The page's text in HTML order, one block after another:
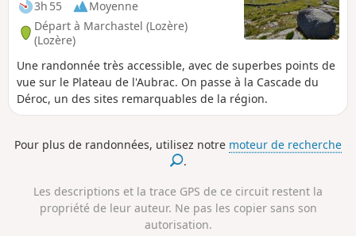
suivant la boralde (petite riviére)
Mardonenque.
3h 55
Moyenne
Départ à Marchastel (Lozère)
(Lozère)
Une randonnée très accessible, avec de superbes points de
vue sur le Plateau de l'Aubrac. On passe à la Cascade du
Déroc, un des sites remarquables de la région.
Pour plus de randonnées, utilisez notre moteur de recherche
.
Les descriptions et la trace GPS de ce circuit restent la
propriété de leur auteur. Ne pas les copier sans son
autorisation.